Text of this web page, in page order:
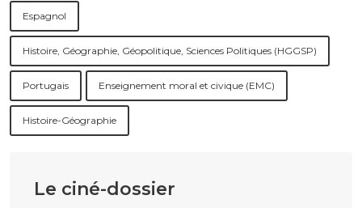
Espagnol
Histoire, Géographie, Géopolitique, Sciences Politiques (HGGSP)
Portugais Enseignement moral et civique (EMC)
Histoire-Géographie
Le ciné-dossier